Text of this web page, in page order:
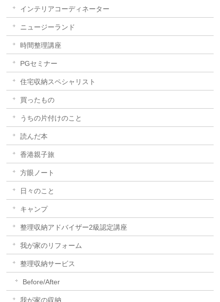
インテリアコーディネーター
ニュージーランド
時間整理講座
PGセミナー
住宅収納スペシャリスト
買ったもの
うちの片付けのこと
読んだ本
香港親子旅
方眼ノート
日々のこと
キャンプ
整理収納アドバイザー2級認定講座
我が家のリフォーム
整理収納サービス
Before/After
我が家の収納